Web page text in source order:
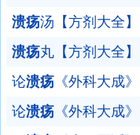
溃疡汤【方剂大全】
溃疡丸【方剂大全】
论溃疡 《外科大成》
论溃疡 《外科大成》